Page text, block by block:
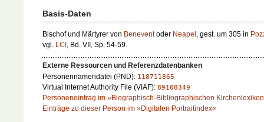
Basis-Daten
Bischof und Märtyrer von Beneventoder Neapel , gest. um 305 in
vgl. LCI , Bd. VII, Sp. 54-59.
Externe Ressourcen und Referenzdatenbanken
Personennamendatei (PND): 118711865
Virtual Internet Authority File (VIAF): 89108349
Personeneintrag im »Biographisch-Bibliographischen
Einträge zu dieser Person im »Digitalen Portraitindex«